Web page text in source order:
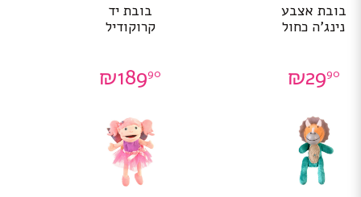
בובת אצבע
נינג’ה כחול
₪2990
בובת יד
קרוקודיל
₪18990